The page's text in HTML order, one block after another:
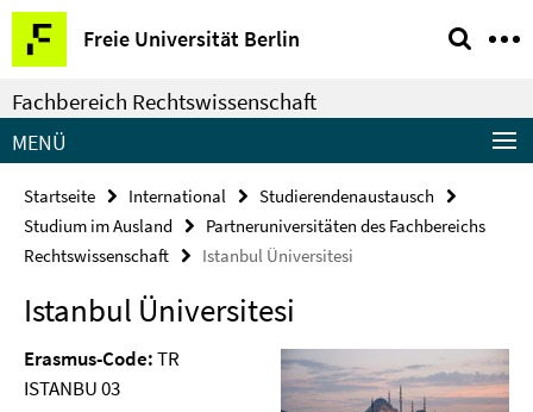
Springe
direkt
zu
Inhalt
Freie Universität Berlin
Service-
Navigation
Fachbereich Rechtswissenschaft
MENÜ
Startseite International
Studierendenaustausch
Studium im Ausland
Partneruniversitäten des Fachbereichs
Rechtswissenschaft
Istanbul Üniversitesi
Istanbul Üniversitesi
Erasmus-Code:TR
ISTANBU 03